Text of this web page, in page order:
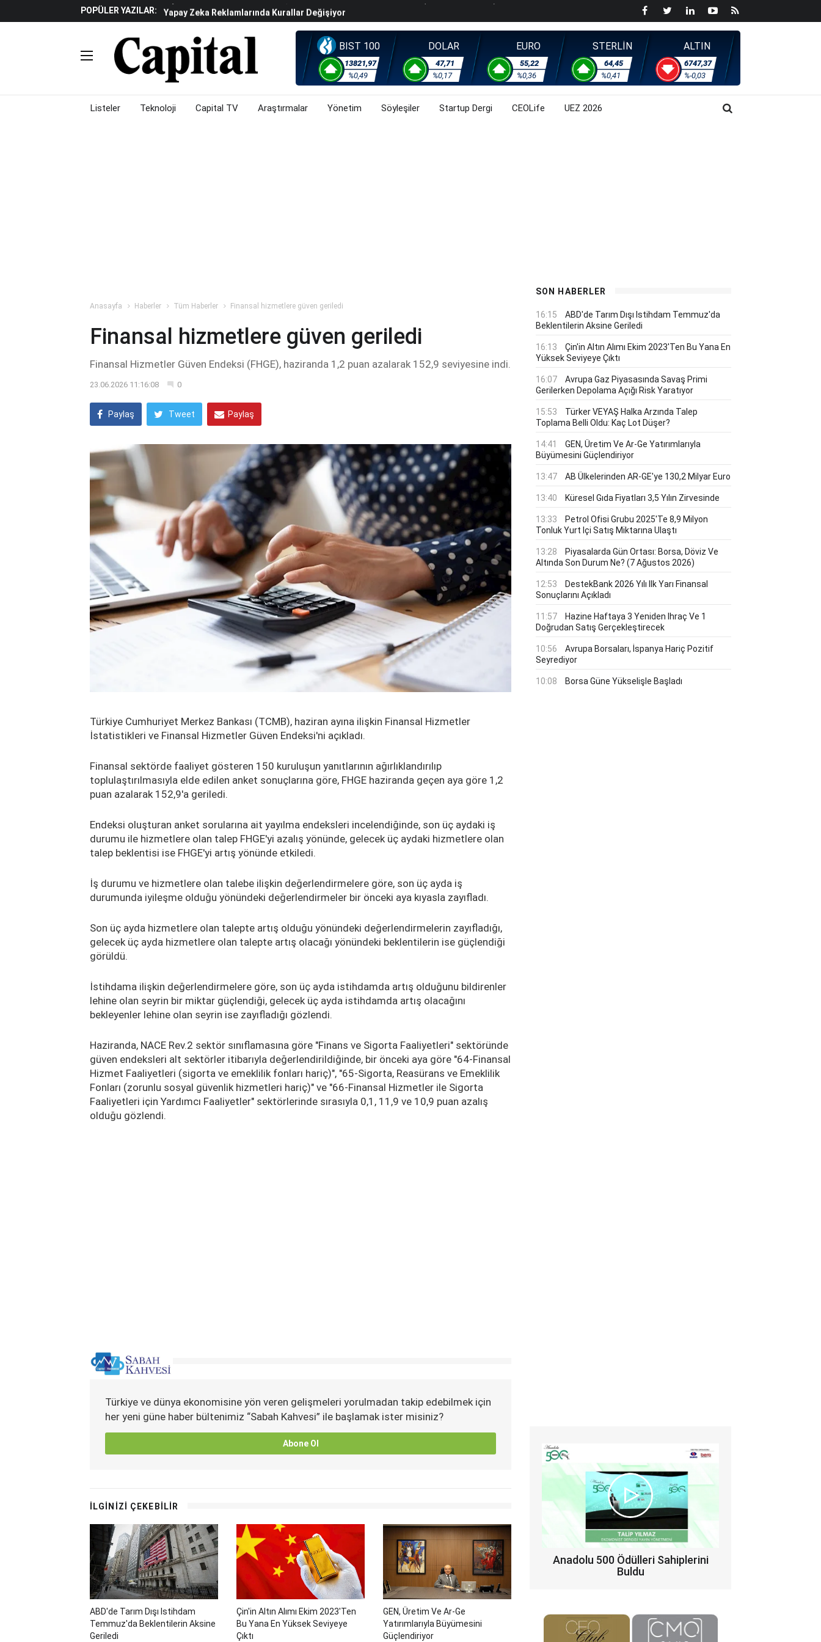
POPÜLER YAZILAR:
Yapay Zeka Reklamlarında Kurallar Değişiyor
Beyaz Eşya Sektöründe Daralma Sürüyor
Döviz Ve Altın Güne Nasıl Başladı? (31 Temmuz 2026)
Küresel Piyasalarda Teknoloji Rallisi Risk Iştahını Artırdı
Piyasalarda Gün Ortası: Borsa, Döviz Ve Altında Son Durum Ne? (31 Temmuz 2026)
BIST 100
13821,97
%0,49
DOLAR
47,71
%0,17
EURO
55,22
%0,36
STERLİN
64,45
%0,41
ALTIN
6747,37
%-0,03
Listeler Teknoloji Capital TV Araştırmalar Yönetim Söyleşiler Startup Dergi CEOLife UEZ 2026
Anasayfa Haberler Tüm Haberler Finansal hizmetlere güven geriledi
Finansal hizmetlere güven geriledi
Finansal Hizmetler Güven Endeksi (FHGE), haziranda 1,2 puan azalarak 152,9 seviyesine indi.
23.06.2026 11:16:08 0
Paylaş Tweet Paylaş
Türkiye Cumhuriyet Merkez Bankası (TCMB), haziran ayına ilişkin Finansal Hizmetler
İstatistikleri ve Finansal Hizmetler Güven Endeksi'ni açıkladı.
Finansal sektörde faaliyet gösteren 150 kuruluşun yanıtlarının ağırlıklandırılıp
toplulaştırılmasıyla elde edilen anket sonuçlarına göre, FHGE haziranda geçen aya göre 1,2
puan azalarak 152,9'a geriledi.
Endeksi oluşturan anket sorularına ait yayılma endeksleri incelendiğinde, son üç aydaki iş
durumu ile hizmetlere olan talep FHGE'yi azalış yönünde, gelecek üç aydaki hizmetlere olan
talep beklentisi ise FHGE'yi artış yönünde etkiledi.
İş durumu ve hizmetlere olan talebe ilişkin değerlendirmelere göre, son üç ayda iş
durumunda iyileşme olduğu yönündeki değerlendirmeler bir önceki aya kıyasla zayıfladı.
Son üç ayda hizmetlere olan talepte artış olduğu yönündeki değerlendirmelerin zayıfladığı,
gelecek üç ayda hizmetlere olan talepte artış olacağı yönündeki beklentilerin ise güçlendiği
görüldü.
İstihdama ilişkin değerlendirmelere göre, son üç ayda istihdamda artış olduğunu bildirenler
lehine olan seyrin bir miktar güçlendiği, gelecek üç ayda istihdamda artış olacağını
bekleyenler lehine olan seyrin ise zayıfladığı gözlendi.
Haziranda, NACE Rev.2 sektör sınıflamasına göre "Finans ve Sigorta Faaliyetleri" sektöründe
güven endeksleri alt sektörler itibarıyla değerlendirildiğinde, bir önceki aya göre "64-Finansal
Hizmet Faaliyetleri (sigorta ve emeklilik fonları hariç)", "65-Sigorta, Reasürans ve Emeklilik
Fonları (zorunlu sosyal güvenlik hizmetleri hariç)" ve "66-Finansal Hizmetler ile Sigorta
Faaliyetleri için Yardımcı Faaliyetler" sektörlerinde sırasıyla 0,1, 11,9 ve 10,9 puan azalış
olduğu gözlendi.
Türkiye ve dünya ekonomisine yön veren gelişmeleri yorulmadan takip edebilmek için
her yeni güne haber bültenimiz “Sabah Kahvesi” ile başlamak ister misiniz?
Abone Ol
İLGİNİZİ ÇEKEBİLİR
ABD'de Tarım Dışı Istihdam
Temmuz'da Beklentilerin Aksine
Geriledi
Çin'in Altın Alımı Ekim 2023'ten
Bu Yana En Yüksek Seviyeye
Çıktı
GEN, Üretim Ve Ar-Ge
Yatırımlarıyla Büyümesini
Güçlendiriyor
SON HABERLER
16:15
ABD'de Tarım Dışı Istihdam Temmuz'da
Beklentilerin Aksine Geriledi
16:13
Çin'in Altın Alımı Ekim 2023'ten Bu Yana En
Yüksek Seviyeye Çıktı
16:07
Avrupa Gaz Piyasasında Savaş Primi
Gerilerken Depolama Açığı Risk Yaratıyor
15:53
Türker VEYAŞ Halka Arzında Talep
Toplama Belli Oldu: Kaç Lot Düşer?
14:41
GEN, Üretim Ve Ar-Ge Yatırımlarıyla
Büyümesini Güçlendiriyor
13:47 AB Ülkelerinden AR-GE'ye 130,2 Milyar Euro
13:40 Küresel Gıda Fiyatları 3,5 Yılın Zirvesinde
13:33
Petrol Ofisi Grubu 2025'te 8,9 Milyon
Tonluk Yurt Içi Satış Miktarına Ulaştı
13:28
Piyasalarda Gün Ortası: Borsa, Döviz Ve
Altında Son Durum Ne? (7 Ağustos 2026)
12:53
DestekBank 2026 Yılı Ilk Yarı Finansal
Sonuçlarını Açıkladı
11:57
Hazine Haftaya 3 Yeniden Ihraç Ve 1
Doğrudan Satış Gerçekleştirecek
10:56
Avrupa Borsaları, İspanya Hariç Pozitif
Seyrediyor
10:08 Borsa Güne Yükselişle Başladı
Anadolu 500 Ödülleri Sahiplerini
Buldu